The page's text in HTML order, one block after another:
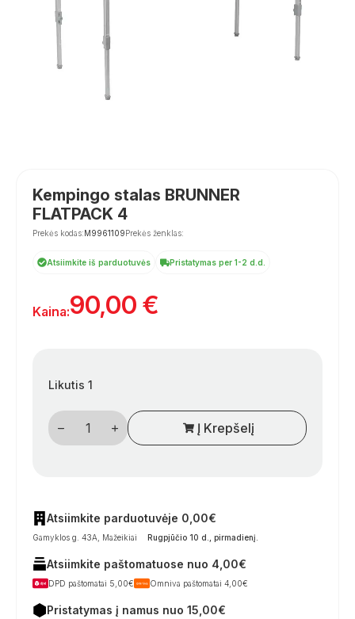
Kempingo stalas BRUNNER
FLATPACK 4
Prekės kodas:M9961109Prekės ženklas:
Atsiimkite iš parduotuvės Pristatymas per 1-2 d.d.
Kaina:90,00 €
Likutis 1
produkto
kiekis:
Kempingo
Į Krepšelį
Atsiimkite parduotuvėje 0,00€
Gamyklos g. 43A, Mažeikiai Rugpjūčio 10 d., pirmadienį
Atsiimkite paštomatuose nuo 4,00€
DPD paštomatai 5,00€ Omniva paštomatai 4,00€
Pristatymas į namus nuo 15,00€